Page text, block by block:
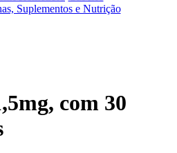
Suplementos e Nutrição
com 30